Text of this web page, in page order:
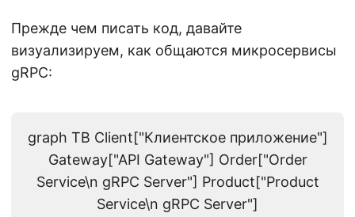
Прежде чем писать код, давайте
визуализируем, как общаются микросервисы
gRPC:
graph TB Client["Клиентское приложение"]
Gateway["API Gateway"] Order["Order
Service\n gRPC Server"] Product["Product
Service\n gRPC Server"]